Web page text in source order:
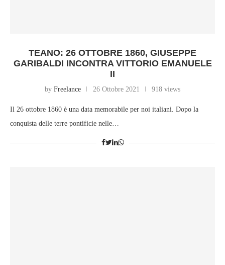
TEANO: 26 OTTOBRE 1860, GIUSEPPE
GARIBALDI INCONTRA VITTORIO EMANUELE
II
by Freelance 26 Ottobre 2021 918 views
Il 26 ottobre 1860 è una data memorabile per noi italiani. Dopo la
conquista delle terre pontificie nelle…